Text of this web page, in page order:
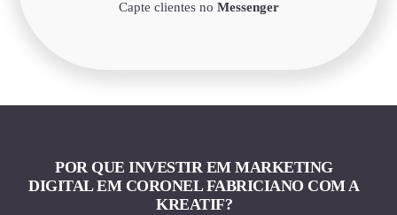
Capte clientes no Messenger
POR QUE INVESTIR EM MARKETING
DIGITAL EM CORONEL FABRICIANO COM A
KREATIF?